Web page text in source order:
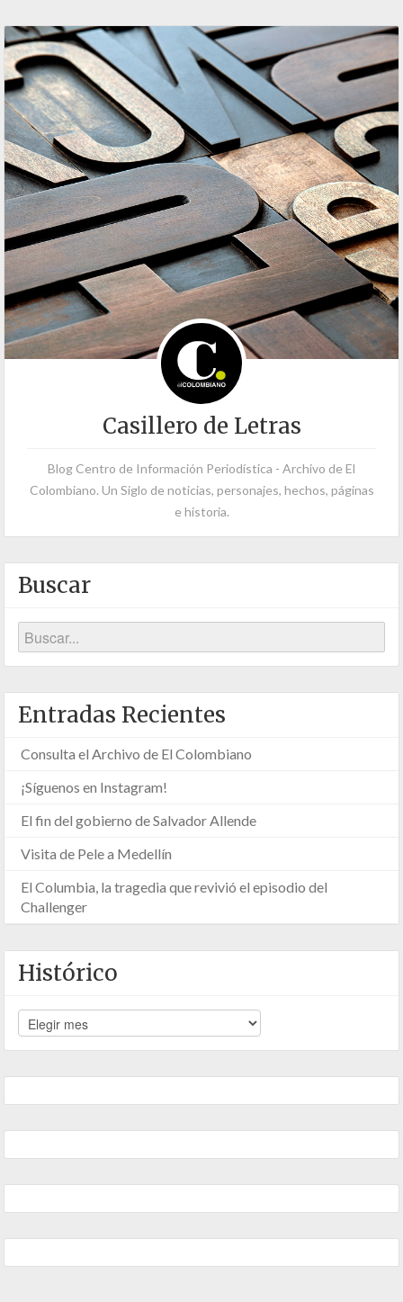
Casillero de Letras
Blog Centro de Información Periodística - Archivo de El
Colombiano. Un Siglo de noticias, personajes, hechos, páginas
e historia.
Buscar
Entradas Recientes
Consulta el Archivo de El Colombiano
¡Síguenos en Instagram!
El fin del gobierno de Salvador Allende
Visita de Pele a Medellín
El Columbia, la tragedia que revivió el episodio del
Challenger
Histórico